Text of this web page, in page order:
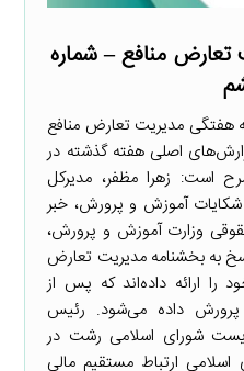
منافع – شماره
هفتگی مدیریت تعارض منافع
اصلی هفته گذشته در
است: زهرا مظفر، مدیرکل
شکایات آموزش و پرورش، خبر
وزارت آموزش و پرورش،
پاسخ به بخشنامه مدیریت تعارض
را ارائه داده‌اند که پس از
داده می‌شود. رئیس
شورای اسلامی رشت در
ارتباط مستقیم مالی